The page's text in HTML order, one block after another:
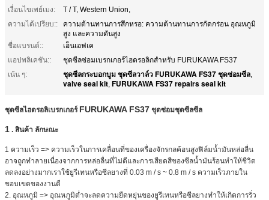
เงื่อนไขเพย์เมง:
T / T, Western Union,
ความได้เปรียบ::
ความต้านทานการสึกหรอ: ความต้านทานการกัดกร่อน อุณหภูมิ
สูง และความดันสูง
ชื่อแบรนด์::
เอ็นเอฟเค
แอปพลิเคชัน::
ชุดซีลซ่อมเบรกเกอร์ไฮดรอลิกสำหรับ FURUKAWA FS37
เน้น ๆ:
ชุดซีลกระบอกบูม ชุดซีลวาล์ว FURUKAWA FS37 ชุดซ่อมซีล,
valve seal kit, FURUKAWA FS37 repairs seal kit
ชุดซีลไฮดรอลิเบรกเกอร์ FURUKAWA FS37 ชุดซ่อมชุดซีลซีล
1 . สินค้า ลักษณะ
1 ความเร็ว => ความเร็วในการเคลื่อนที่ของเครื่องจักรกลค้อนสูงฟิล์มน้ำมันหล่อลื่น
อาจถูกทำลายเนื่องจากการหล่อลื่นที่ไม่ดีและการเสียดสีของซีลน้ำมันร้อนทำให้ชีวิต
ลดลงอย่างมากเราใช้ยูรีเทนหรือซีลยางที่ 0.03 m / s ~ 0.8 m / s ความเร็วภายใน
ขอบเขตของงานดี
2. อุณหภูมิ => อุณหภูมิต่ำจะลดความยืดหยุ่นของยูรีเทนหรือซีลยางทำให้เกิดการรั่ว